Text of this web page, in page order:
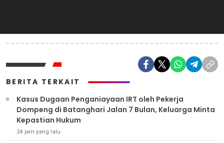
BERITA TERKAIT
Kasus Dugaan Penganiayaan IRT oleh Pekerja
Dompeng di Batanghari Jalan 7 Bulan, Keluarga Minta
Kepastian Hukum
24 jam yang lalu